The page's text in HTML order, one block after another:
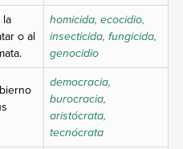
o al
homicida, ecocidio,
insecticida, fungicida,
genocidio
democracia,
burocracia,
aristócrata,
tecnócrata